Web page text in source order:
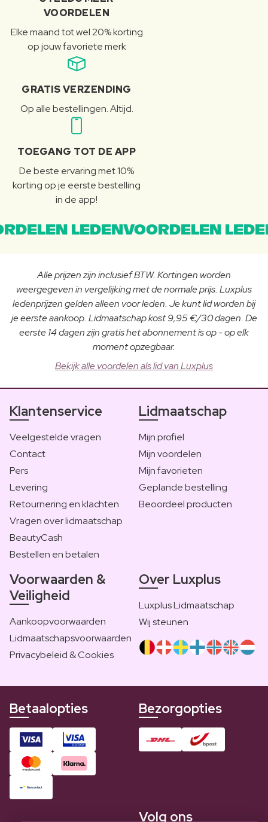
VOORDELEN
Elke maand tot wel 20% korting
op jouw favoriete merk
GRATIS VERZENDING
Op alle bestellingen. Altijd.
TOEGANG TOT DE APP
De beste ervaring met 10%
korting op je eerste bestelling
in de app!
LEDENVOORDELEN
Alle prijzen zijn inclusief BTW. Kortingen worden
weergegeven in vergelijking met de normale prijs. Luxplus
ledenprijzen gelden alleen voor leden. Je kunt lid worden bij
je eerste aankoop. Lidmaatschap kost 9,95 €/30 dagen. De
eerste 14 dagen zijn gratis het abonnement is op - op elk
moment opzegbaar.
Bekijk alle voordelen als lid van Luxplus
Klantenservice
Veelgestelde vragen
Contact
Pers
Levering
Retournering en klachten
Vragen over lidmaatschap
BeautyCash
Bestellen en betalen
Lidmaatschap
Mijn profiel
Mijn voordelen
Mijn favorieten
Geplande bestelling
Beoordeel producten
Voorwaarden &
Veiligheid
Aankoopvoorwaarden
Lidmaatschapsvoorwaarden
Privacybeleid & Cookies
Over Luxplus
Luxplus Lidmaatschap
Wij steunen
Betaalopties Bezorgopties
Volg ons